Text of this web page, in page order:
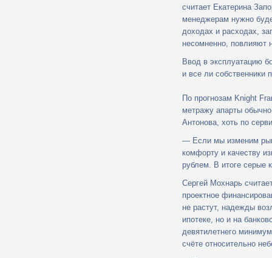
считает Екатерина
менеджерам нужно
доходах и расходах,
несомненно, повлияют
Ввод в эксплуатацию
и все ли собственники
По прогнозам Knight
метражу апарты
Антонова, хоть по
— Если мы изменим
комфорту и качеству
рублем. В итоге серые
Сергей Мохнарь
проектное
не растут, надежды
ипотеке, но и на
девятилетнего
счёте относительно